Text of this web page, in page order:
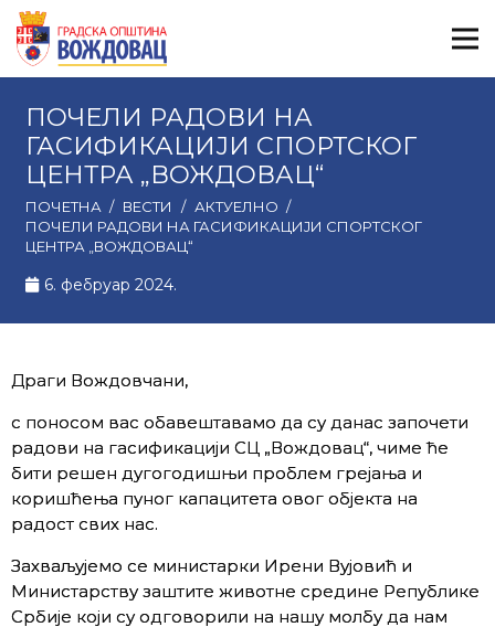
ПОЧЕЛИ РАДОВИ НА
ГАСИФИКАЦИЈИ СПОРТСКОГ
ЦЕНТРА „ВОЖДОВАЦ“
ПОЧЕТНА / ВЕСТИ / АКТУЕЛНО /
ПОЧЕЛИ РАДОВИ НА ГАСИФИКАЦИЈИ СПОРТСКОГ
ЦЕНТРА „ВОЖДОВАЦ“
6. фебруар 2024.
Драги Вождовчани,
с поносом вас обавештавамо да су данас започети
радови на гасификацији СЦ „Вождовац“, чиме ће
бити решен дугогодишњи проблем грејања и
коришћења пуног капацитета овог објекта на
радост свих нас.
Захваљујемо се министарки Ирени Вујовић и
Министарству заштите животне средине Републике
Србије који су одговорили на нашу молбу да нам